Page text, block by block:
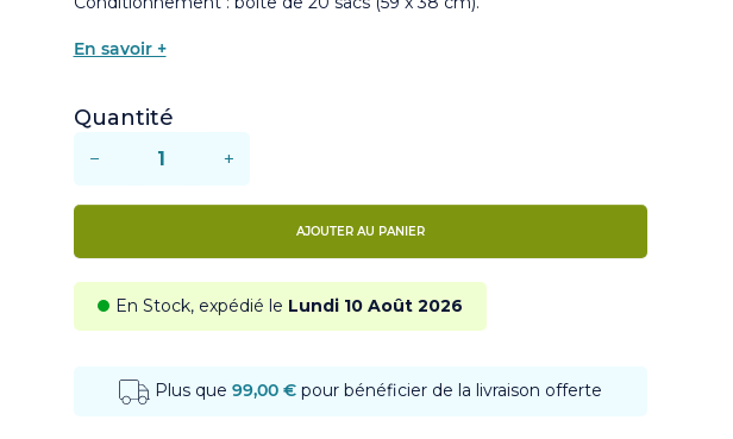
En savoir +
Quantité
− +
AJOUTER AU PANIER
En Stock, expédié le Lundi 10 Août 2026
Plus que 99,00 €pour bénéficier de la livraison offerte